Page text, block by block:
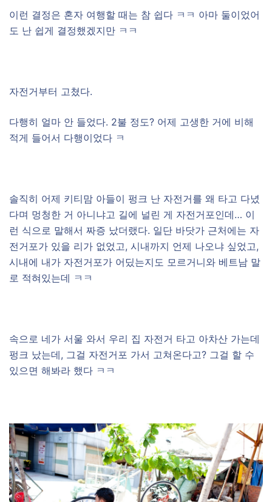
이런 결정은 혼자 여행할 때는 참 쉽다 ㅋㅋ 아마 둘이었어
도 난 쉽게 결정했겠지만 ㅋㅋ
자전거부터 고쳤다.
다행히 얼마 안 들었다. 2불 정도? 어제 고생한 거에 비해
적게 들어서 다행이었다 ㅋ
솔직히 어제 키티맘 아들이 펑크 난 자전거를 왜 타고 다녔
다며 멍청한 거 아니냐고 길에 널린 게 자전거포인데… 이
런 식으로 말해서 짜증 났더랬다. 일단 바닷가 근처에는 자
전거포가 있을 리가 없었고, 시내까지 언제 나오냐 싶었고,
시내에 내가 자전거포가 어딨는지도 모르거니와 베트남 말
로 적혀있는데 ㅋㅋ
속으로 네가 서울 와서 우리 집 자전거 타고 아차산 가는데
펑크 났는데, 그걸 자전거포 가서 고쳐온다고? 그걸 할 수
있으면 해봐라 했다 ㅋㅋ